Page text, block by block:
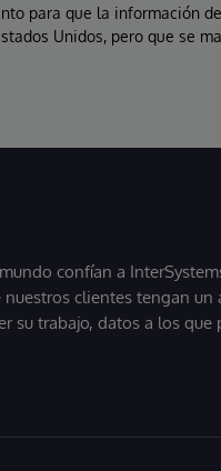
para que la información
Unidos, pero que se
confían a
clientes tengan
su trabajo, datos a los